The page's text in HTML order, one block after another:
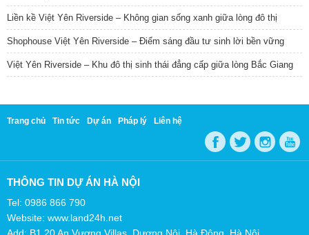
Liền kề Việt Yên Riverside – Không gian sống xanh giữa lòng đô thị
Shophouse Việt Yên Riverside – Điểm sáng đầu tư sinh lời bền vững
Việt Yên Riverside – Khu đô thị sinh thái đẳng cấp giữa lòng Bắc Giang
Trang chủ Tin tức Dự án Pháp lý Liên hệ
THÔNG TIN DỰ ÁN HÀ NỘI
Tel: 0986 866 790
Website: www.land24h.net